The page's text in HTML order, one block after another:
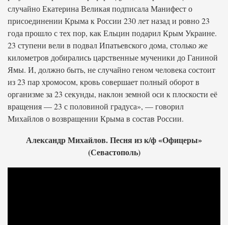
случайно Екатерина Великая подписала Манифест о
присоединении Крыма к России 230 лет назад и ровно 23
года прошло с тех пор, как Ельцин подарил Крым Украине.
23 ступени вели в подвал Ипатьевского дома, столько же
километров добирались царственные мученики до Ганиной
Ямы. И, должно быть, не случайно геном человека состоит
из 23 пар хромосом, кровь совершает полный оборот в
организме за 23 секунды, наклон земной оси к плоскости её
вращения — 23 с половиной градуса», — говорил
Михайлов о возвращении Крыма в состав России.
Александр Михайлов. Песня из к/ф «Офицеры»
(Севастополь)